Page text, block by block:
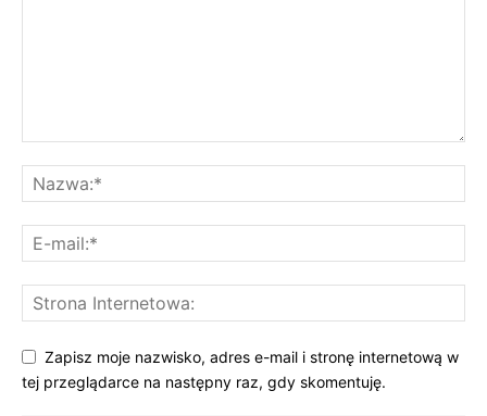
Zapisz moje nazwisko, adres e-mail i stronę internetową w
tej przeglądarce na następny raz, gdy skomentuję.